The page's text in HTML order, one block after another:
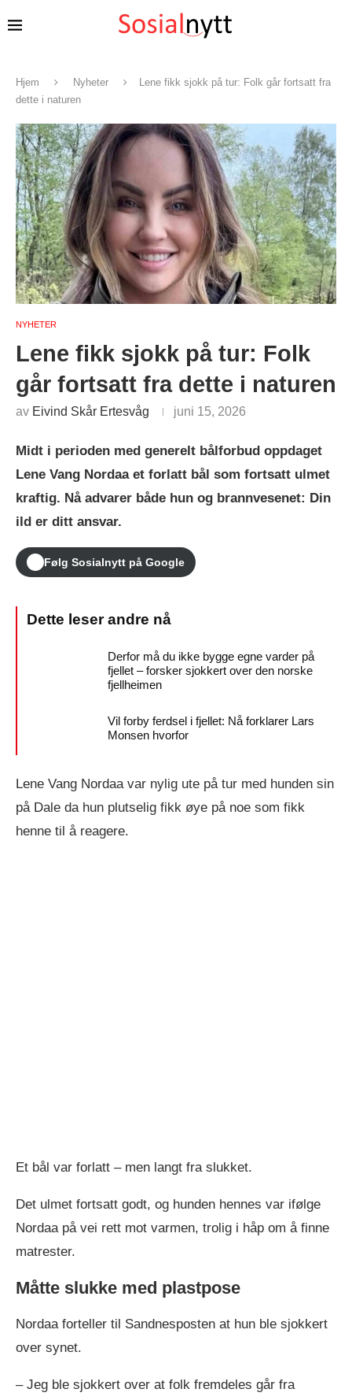
Hjem Nyheter
Lene fikk sjokk på tur: Folk går fortsatt fra
dette i naturen
NYHETER
Lene fikk sjokk på tur: Folk
går fortsatt fra dette i naturen
av Eivind Skår Ertesvåg juni 15, 2026
Midt i perioden med generelt bålforbud oppdaget
Lene Vang Nordaa et forlatt bål som fortsatt ulmet
kraftig. Nå advarer både hun og brannvesenet: Din
ild er ditt ansvar.
Følg Sosialnytt på Google
Derfor må du ikke bygge egne varder på
fjellet – forsker sjokkert over den norske
fjellheimen
Vil forby ferdsel i fjellet: Nå forklarer Lars
Monsen hvorfor
Lene Vang Nordaa var nylig ute på tur med hunden sin
på Dale da hun plutselig fikk øye på noe som fikk
henne til å reagere.
Et bål var forlatt – men langt fra slukket.
Det ulmet fortsatt godt, og hunden hennes var ifølge
Nordaa på vei rett mot varmen, trolig i håp om å finne
matrester.
Måtte slukke med plastpose
Nordaa forteller til Sandnesposten at hun ble sjokkert
over synet.
– Jeg ble sjokkert over at folk fremdeles går fra